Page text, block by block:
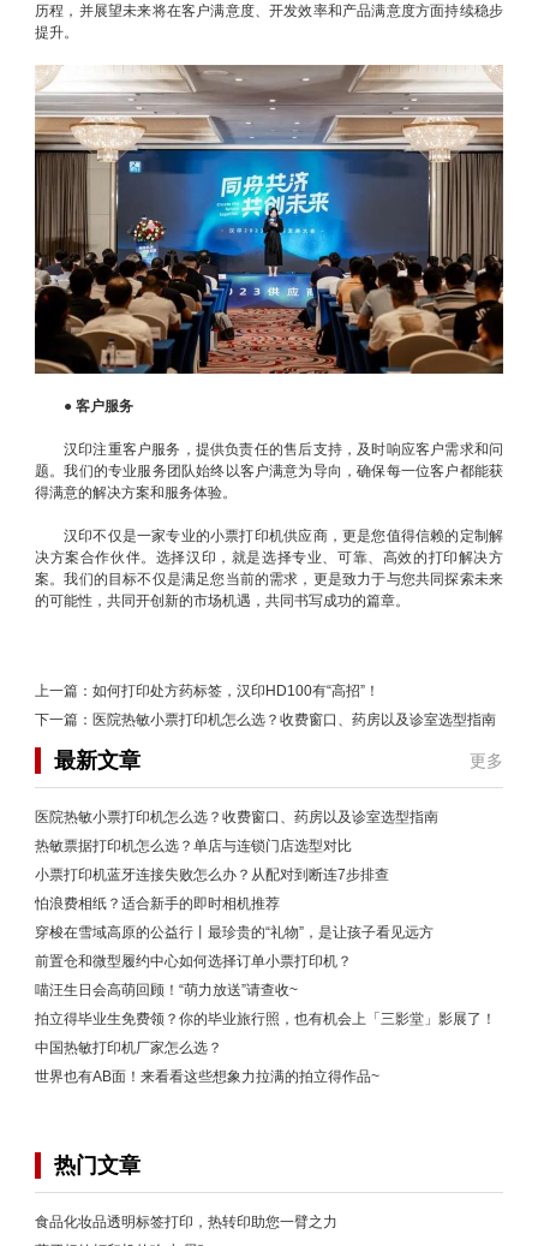
历程，并展望未来将在客户满意度、开发效率和产品满意度方面持续稳步
提升。
● 客户服务
汉印注重客户服务，提供负责任的售后支持，及时响应客户需求和问
题。我们的专业服务团队始终以客户满意为导向，确保每一位客户都能获
得满意的解决方案和服务体验。
汉印不仅是一家专业的小票打印机供应商，更是您值得信赖的定制解
决方案合作伙伴。选择汉印，就是选择专业、可靠、高效的打印解决方
案。我们的目标不仅是满足您当前的需求，更是致力于与您共同探索未来
的可能性，共同开创新的市场机遇，共同书写成功的篇章。
上一篇： 如何打印处方药标签，汉印HD100有“高招”！
下一篇： 医院热敏小票打印机怎么选？收费窗口、药房以及诊室选型指南
最新文章 更多
医院热敏小票打印机怎么选？收费窗口、药房以及诊室选型指南
热敏票据打印机怎么选？单店与连锁门店选型对比
小票打印机蓝牙连接失败怎么办？从配对到断连7步排查
怕浪费相纸？适合新手的即时相机推荐
穿梭在雪域高原的公益行丨最珍贵的“礼物”，是让孩子看见远方
前置仓和微型履约中心如何选择订单小票打印机？
喵汪生日会高萌回顾！“萌力放送”请查收~
拍立得毕业生免费领？你的毕业旅行照，也有机会上「三影堂」影展了！
中国热敏打印机厂家怎么选？
世界也有AB面！来看看这些想象力拉满的拍立得作品~
热门文章
食品化妆品透明标签打印，热转印助您一臂之力